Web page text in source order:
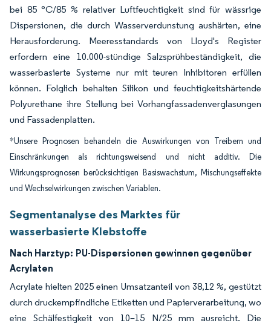
bei 85 °C/85 % relativer Luftfeuchtigkeit sind für wässrige
Dispersionen, die durch Wasserverdunstung aushärten, eine
Herausforderung. Meeresstandards von Lloyd's Register
erfordern eine 10.000-stündige Salzsprühbeständigkeit, die
wasserbasierte Systeme nur mit teuren Inhibitoren erfüllen
können. Folglich behalten Silikon und feuchtigkeitshärtende
Polyurethane ihre Stellung bei Vorhangfassadenverglasungen
und Fassadenplatten.
*Unsere Prognosen behandeln die Auswirkungen von Treibern und
Einschränkungen als richtungsweisend und nicht additiv. Die
Wirkungsprognosen berücksichtigen Basiswachstum, Mischungseffekte
und Wechselwirkungen zwischen Variablen.
Segmentanalyse des Marktes für
wasserbasierte Klebstoffe
Nach Harztyp: PU-Dispersionen gewinnen gegenüber
Acrylaten
Acrylate hielten 2025 einen Umsatzanteil von 38,12 %, gestützt
durch druckempfindliche Etiketten und Papierverarbeitung, wo
eine Schälfestigkeit von 10–15 N/25 mm ausreicht. Die